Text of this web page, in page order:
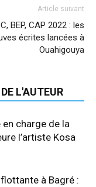
Article suivant
BEP, CAP 2022 : les
écrites lancées à
Ouahigouya
L'AUTEUR
charge de la
l’artiste Kosa
à Bagré :